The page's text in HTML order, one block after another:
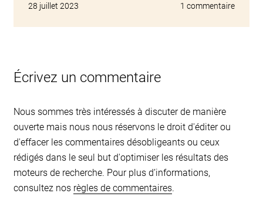
28 juillet 2023 1 commentaire
Écrivez un commentaire
Nous sommes très intéressés à discuter de manière
ouverte mais nous nous réservons le droit d'éditer ou
d'effacer les commentaires désobligeants ou ceux
rédigés dans le seul but d'optimiser les résultats des
moteurs de recherche. Pour plus d’informations,
consultez nos règles de commentaires.